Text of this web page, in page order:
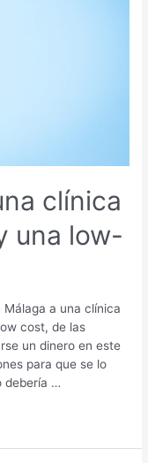
clínica
una low-
a una clínica
cost, de las
un dinero en este
para que se lo
debería …